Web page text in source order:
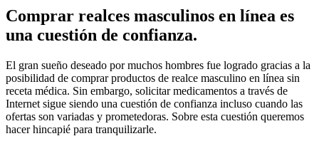
Comprar realces masculinos en línea es
una cuestión de confianza.
El gran sueño deseado por muchos hombres fue logrado gracias a la
posibilidad de comprar productos de realce masculino en línea sin
receta médica. Sin embargo, solicitar medicamentos a través de
Internet sigue siendo una cuestión de confianza incluso cuando las
ofertas son variadas y prometedoras. Sobre esta cuestión queremos
hacer hincapié para tranquilizarle.